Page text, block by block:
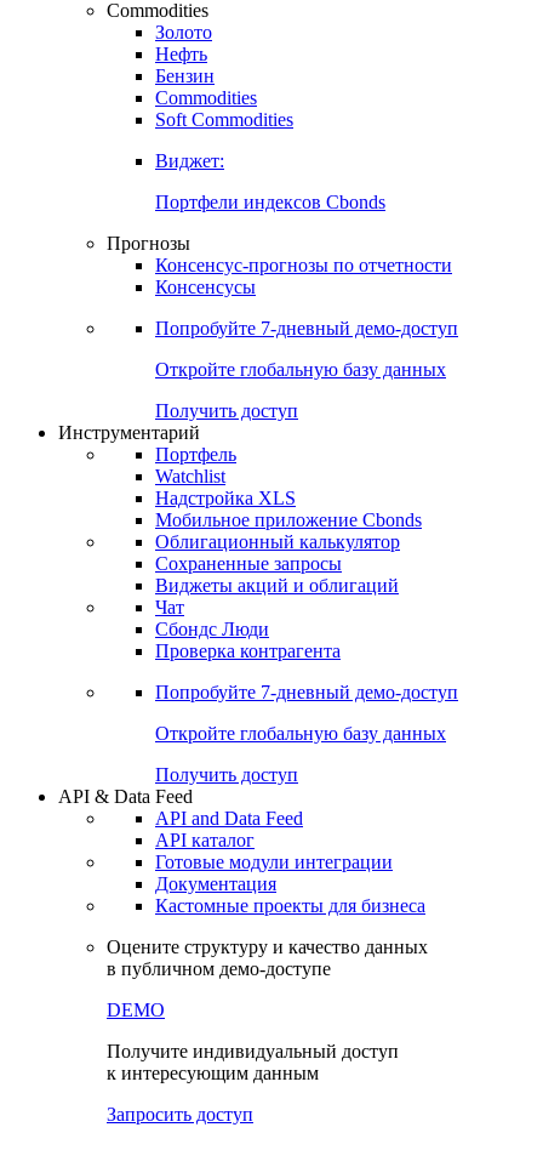
Commodities
Золото
Нефть
Бензин
Commodities
Soft Commodities
Виджет:
Портфели индексов Cbonds
Прогнозы
Консенсус-прогнозы по отчетности
Консенсусы
Попробуйте 7-дневный демо-доступ
Откройте глобальную базу данных
Получить доступ
Инструментарий
Портфель
Watchlist
Надстройка XLS
Мобильное приложение Cbonds
Облигационный калькулятор
Сохраненные запросы
Виджеты акций и облигаций
Чат
Сбондс Люди
Проверка контрагента
Попробуйте 7-дневный демо-доступ
Откройте глобальную базу данных
Получить доступ
API & Data Feed
API and Data Feed
API каталог
Готовые модули интеграции
Документация
Кастомные проекты для бизнеса
Оцените структуру и качество данных
в публичном демо-доступе
DEMO
Получите индивидуальный доступ
к интересующим данным
Запросить доступ